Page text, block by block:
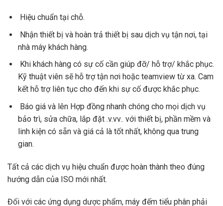
Hiệu chuẩn tại chỗ.
Nhận thiết bị và hoàn trả thiết bị sau dịch vụ tận nơi, tại
nhà máy khách hàng.
Khi khách hàng có sự cố cần giúp đỡ/ hỗ trợ/ khắc phục.
Kỹ thuật viên sẽ hỗ trợ tận nơi hoặc teamview từ xa. Cam
kết hỗ trợ liên tục cho đến khi sự cố được khắc phục.
Báo giá và lên Hợp đồng nhanh chóng cho mọi dịch vụ
bảo trì, sửa chữa, lắp đặt .v.vv.. với thiết bị, phần mềm và
linh kiện có sẵn và giá cả là tốt nhất, không qua trung
gian.
Tất cả các dịch vụ hiệu chuẩn được hoàn thành theo đúng
hướng dẫn của ISO mới nhất.
Đối với các ứng dụng dược phẩm, máy đếm tiểu phân phải